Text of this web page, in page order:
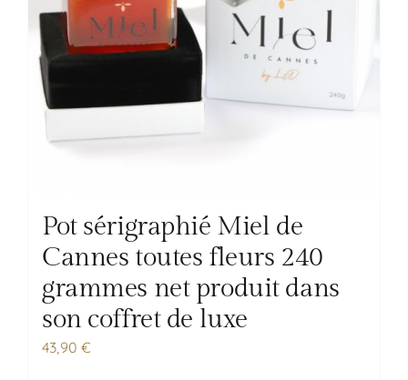
Pot sérigraphié Miel de
Cannes toutes fleurs 240
grammes net produit dans
son coffret de luxe
43,90€